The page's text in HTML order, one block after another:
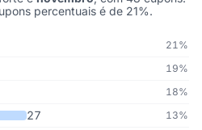
percentuais é de 21%.
por mês, somando os últimos 9
21%
19%
18%
27 13%